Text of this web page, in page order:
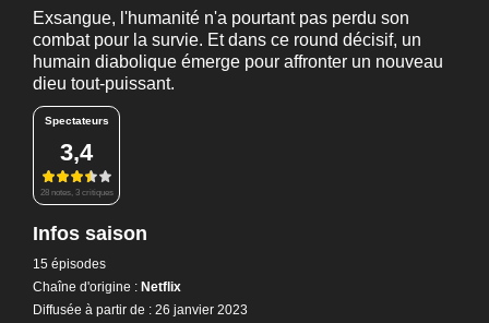
Exsangue, l'humanité n'a pourtant pas perdu son
combat pour la survie. Et dans ce round décisif, un
humain diabolique émerge pour affronter un nouveau
dieu tout-puissant.
Spectateurs
3,4
28 notes, 3 critiques
Infos saison
15 épisodes
Chaîne d'origine : Netflix
Diffusée à partir de : 26 janvier 2023